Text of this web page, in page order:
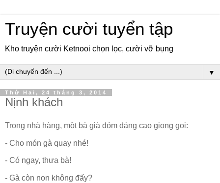
Truyện cười tuyển tập
Kho truyện cười Ketnooi chọn lọc, cười vỡ bụng
▼
Thứ Hai, 24 tháng 3, 2014
Nịnh khách
Trong nhà hàng, một bà già đỏm dáng cao giọng gọi:
- Cho món gà quay nhé!
- Có ngay, thưa bà!
- Gà còn non không đấy?